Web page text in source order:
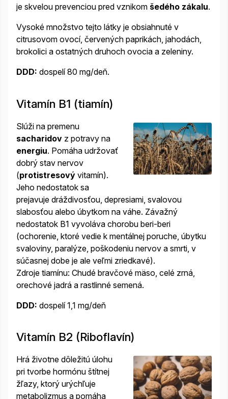
je skvelou prevenciou pred vznikom šedého zákalu.
Vysoké množstvo tejto látky je obsiahnuté v
citrusovom ovocí, červených paprikách, jahodách,
brokolici a ostatných druhoch ovocia a zeleniny.
DDD: dospelí 80 mg/deň.
Vitamín B1 (tiamín)
Slúži na premenu
sacharidov z potravy na
energiu. Pomáha udržovať
dobrý stav nervov
(protistresový vitamín).
Jeho nedostatok sa
prejavuje dráždivosťou, depresiami, svalovou
slabosťou alebo úbytkom na váhe. Závažný
nedostatok B1 vyvoláva chorobu beri-beri
(ochorenie, ktoré vedie k mentálnej poruche, úbytku
svaloviny, paralýze, poškodeniu nervov a smrti, v
súčasnej dobe je ale veľmi zriedkavé).
Zdroje tiamínu: Chudé bravčové mäso, celé zrná,
orechové jadrá a rastlinné semená.
DDD: dospelí 1,1 mg/deň
Vitamín B2 (Riboflavín)
Hrá životne dôležitú úlohu
pri tvorbe hormónu štítnej
žľazy, ktorý urýchľuje
metabolizmus a pomáha